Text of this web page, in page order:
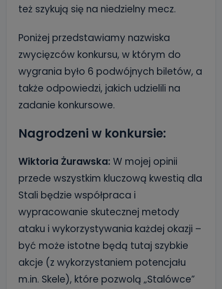
też szykują się na niedzielny mecz.
Poniżej przedstawiamy nazwiska
zwycięzców konkursu, w którym do
wygrania było 6 podwójnych biletów, a
także odpowiedzi, jakich udzielili na
zadanie konkursowe.
Nagrodzeni w konkursie:
Wiktoria Żurawska: W mojej opinii
przede wszystkim kluczową kwestią dla
Stali będzie współpraca i
wypracowanie skutecznej metody
ataku i wykorzystywania każdej okazji –
być może istotne będą tutaj szybkie
akcje (z wykorzystaniem potencjału
m.in. Skele), które pozwolą „Stalówce”